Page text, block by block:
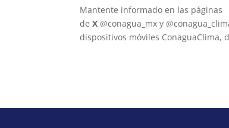
Mantente informado en las páginas
deX @conagua_mx y
dispositivos móviles